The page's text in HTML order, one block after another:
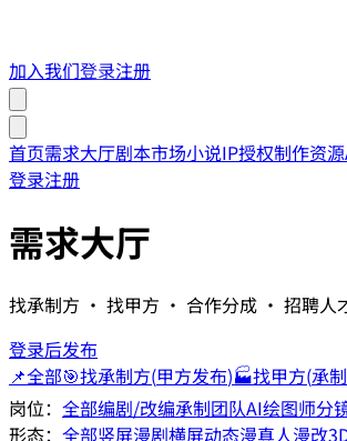
加入我们登录注册
首页需求大厅剧本市场小说IP授权制作资源
登录注册
需求大厅
找承制方 · 找甲方 · 合作分成 · 招聘人
登录后发布
📌全部🎯找承制方(甲方发布)🏭找甲方(承
岗位： 全部编剧/改编承制团队AI绘图师分
形态： 全部竖屏漫剧横屏动态漫真人漫改